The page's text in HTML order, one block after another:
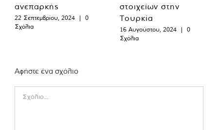
ανεπαρκής
22 Σεπτεμβρίου, 2024 |
0
Σχόλια
στοιχείων στην
Τουρκία
16 Αυγούστου, 2024 |
0
Σχόλια
Αφήστε ένα σχόλιο